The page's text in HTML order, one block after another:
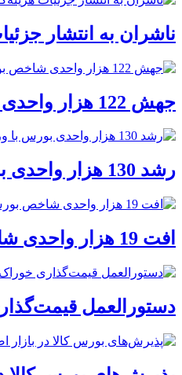
ناشران به انتشار
جهش 122 هزار واحدی شاخص بورس؛ ورود یک همت پول حقیقی در آغاز معاملات
رشد 130 هزار واحدی بورس با ورود 6 همت پول حقیقی/ صف خرید 700 نماد
افت 19 هزار واحدی شاخص بورس؛ بهبود نسبی تقاضا در دقایق پایانی معاملات
دستورالعمل